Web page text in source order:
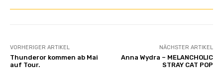
VORHERIGER ARTIKEL
Thunderor kommen ab Mai
auf Tour.
NÄCHSTER ARTIKEL
Anna Wydra – MELANCHOLIC
STRAY CAT POP